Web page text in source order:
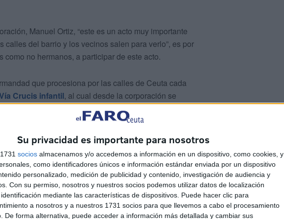
Su privacidad es importante para nosotros
socios almacenamos y/o accedemos a información en un dispositivo, como cookies, y
como identificadores únicos e información estándar enviada por un dispositivo
personalizado, medición de publicidad y contenido, investigación de audiencia y
Con su permiso, nosotros y nuestros socios podemos utilizar datos de localización
mediante las características de dispositivos. Puede hacer clic para
a nosotros y a nuestros 1731 socios para que llevemos a cabo el procesamiento
De forma alternativa, puede acceder a información más detallada y cambiar sus
Manuel Ortiz, “este es un acto muy importante
del barrio y los vecinos salen para verlo”, es por
no hermanos, a participar de este acto.
que procesiona por las calles de Ceuta cada
Crucis infantil, al cual desde la corporación se
sin tener que ser requisito obligatorio ser
que la prueba deportiva de laCuna de La Legión,